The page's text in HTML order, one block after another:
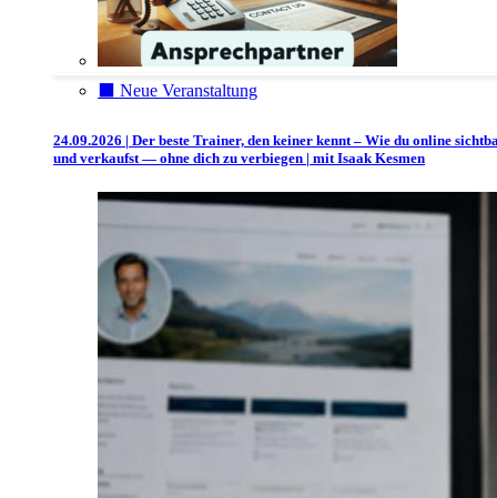
⬛️ Neue Veranstaltung
24.09.2026 | Der beste Trainer, den keiner kennt – Wie du online
und verkaufst — ohne dich zu verbiegen | mit Isaak Kesmen